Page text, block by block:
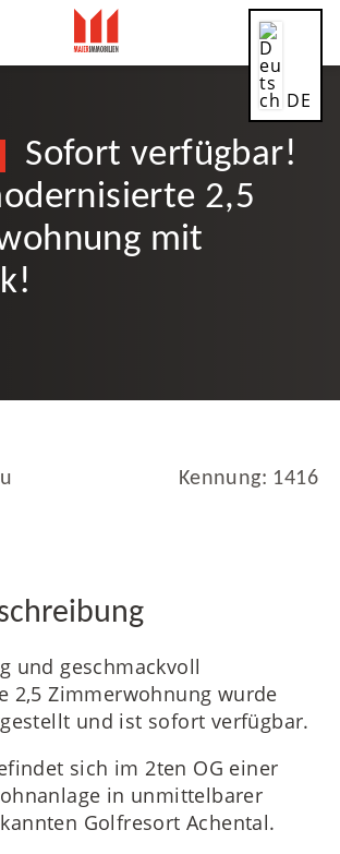
DE
Sofort verfügbar!
2,5
mit
Kennung: 1416
und geschmackvoll
2,5 Zimmerwohnung wurde
und ist sofort verfügbar.
sich im 2ten OG einer
in unmittelbarer
Golfresort Achental.